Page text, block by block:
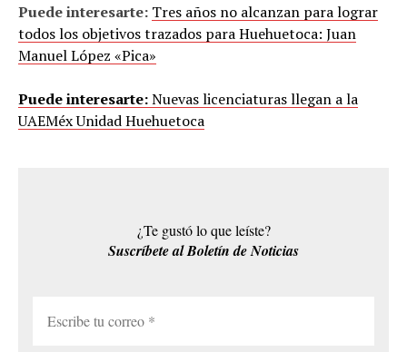
Puede interesarte: Tres años no alcanzan para lograr
todos los objetivos trazados para Huehuetoca: Juan
Manuel López «Pica»
Puede interesarte:Nuevas licenciaturas llegan a la
UAEMéx Unidad Huehuetoca
¿Te gustó lo que leíste?
Suscríbete al Boletín de Noticias